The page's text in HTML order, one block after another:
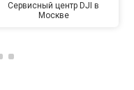
Сервисный центр DJI в
Москве